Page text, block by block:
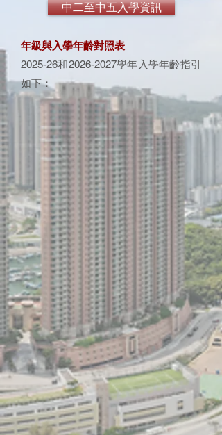
中二至中五入學資訊
年級與入學年齡對照表
2025-26和2026-2027學年入學年齡指引
如下：